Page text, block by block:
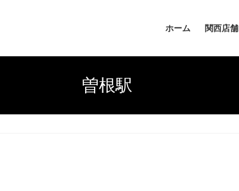
ホーム 関西店舗
曽根駅